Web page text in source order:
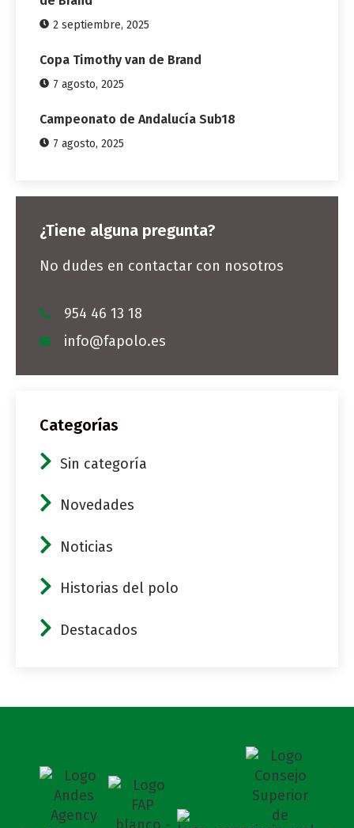
2 septiembre, 2025
Copa Timothy van de Brand
7 agosto, 2025
Campeonato de Andalucía Sub18
7 agosto, 2025
¿Tiene alguna pregunta?
No dudes en contactar con nosotros
954 46 13 18
info@fapolo.es
Categorías
Sin categoría
Novedades
Noticias
Historias del polo
Destacados